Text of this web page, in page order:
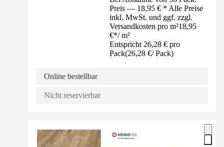
Preis — 18,95 € * Alle Preise
inkl. MwSt. und ggf. zzgl.
Versandkosten pro m²18,95
€*/ m²
Entspricht 26,28 € pro
Pack(26,28 €/ Pack)
Online bestellbar
Nicht reservierbar